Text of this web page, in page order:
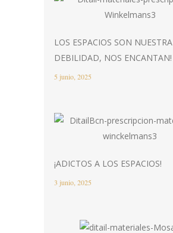
LOS ESPACIOS SON NUESTRA
DEBILIDAD, NOS ENCANTAN!
5 junio, 2025
¡ADICTOS A LOS ESPACIOS!
3 junio, 2025